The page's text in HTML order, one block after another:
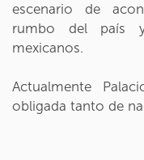
escenario de
rumbo del país
mexicanos.
Actualmente
obligada tanto de